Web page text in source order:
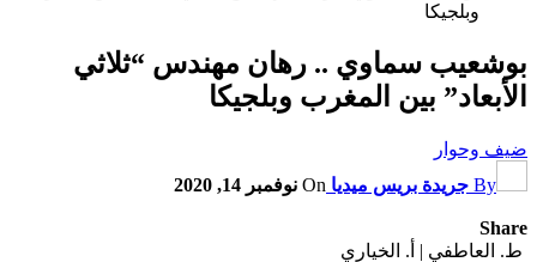
وبلجيكا
سماوي .. رهان مهندس “ثلاثي
بين المغرب وبلجيكا
وحوار
جريدة بريس ميديا On نوفمبر 14, 2020
| أ. الخياري